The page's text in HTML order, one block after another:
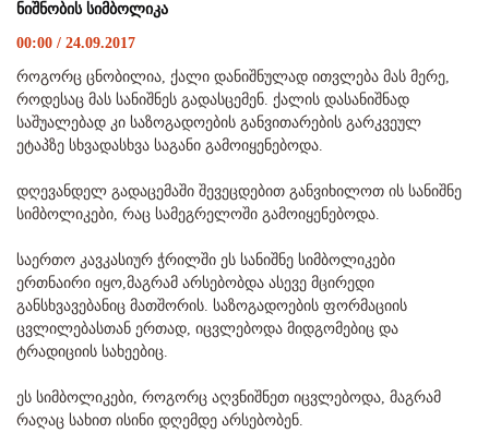
ნიშნობის სიმბოლიკა
00:00 / 24.09.2017
როგორც ცნობილია, ქალი დანიშნულად ითვლება მას მერე,
როდესაც მას სანიშნეს გადასცემენ. ქალის დასანიშნად
საშუალებად კი საზოგადოების განვითარების გარკვეულ
ეტაპზე სხვადასხვა საგანი გამოიყენებოდა.
დღევანდელ გადაცემაში შევეცდებით განვიხილოთ ის სანიშნე
სიმბოლიკები, რაც სამეგრელოში გამოიყენებოდა.
საერთო კავკასიურ ჭრილში ეს სანიშნე სიმბოლიკები
ერთნაირი იყო,მაგრამ არსებობდა ასევე მცირედი
განსხვავებანიც მათშორის. საზოგადოების ფორმაციის
ცვლილებასთან ერთად, იცვლებოდა მიდგომებიც და
ტრადიციის სახეებიც.
ეს სიმბოლიკები, როგორც აღვნიშნეთ იცვლებოდა, მაგრამ
რაღაც სახით ისინი დღემდე არსებობენ.